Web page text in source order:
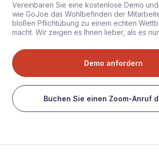
Vereinbaren Sie eine kostenlose Demo und
wie GoJoe das Wohlbefinden der
bloßen Pflichtübung zu einem echten
macht. Wir zeigen es Ihnen lieber, als es
Demo anfordern
Buchen Sie einen Zoom-Anruf